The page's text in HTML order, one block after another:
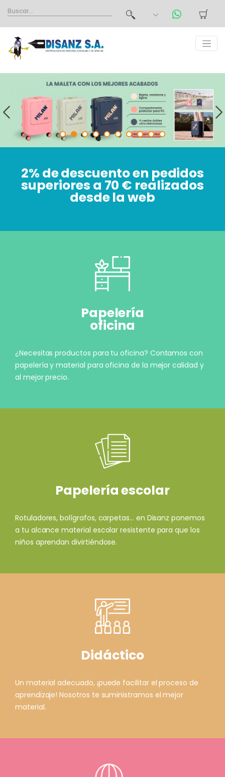
2% de descuento en pedidos
superiores a 70 € realizados
desde la web
Papelería
oficina
¿Necesitas productos para tu oficina? Contamos con
papelería y material para oficina de la mejor calidad y
al mejor precio.
Papelería escolar
Rotuladores, bolígrafos, carpetas... en Disanz ponemos
a tu alcance material escolar resistente para que los
niños aprendan divirtiéndose.
Didáctico
Un material adecuado, ¡puede facilitar el proceso de
aprendizaje! Nosotros te suministramos el mejor
material.